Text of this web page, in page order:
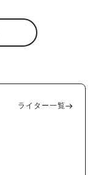
ライター一覧